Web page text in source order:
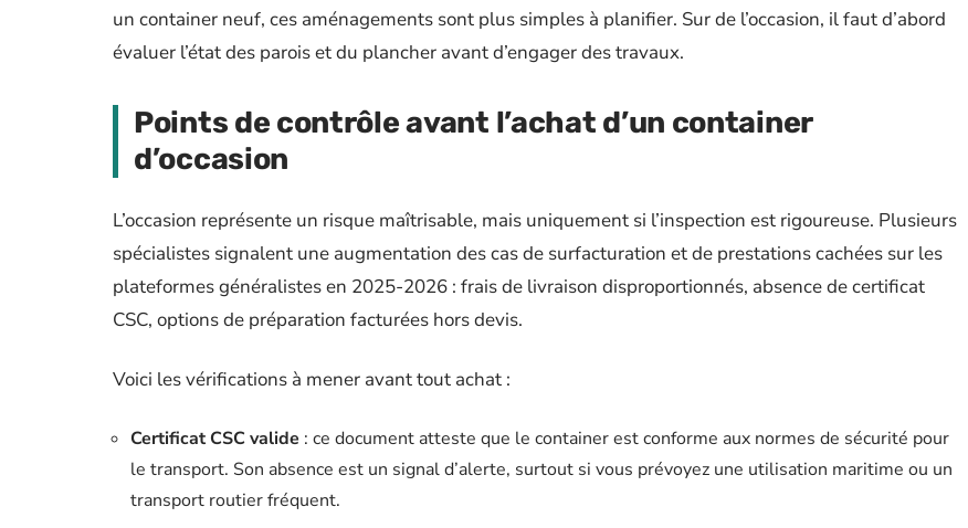
un container neuf, ces aménagements sont plus simples à planifier. Sur de l’occasion, il faut d’abord
évaluer l’état des parois et du plancher avant d’engager des travaux.
Points de contrôle avant l’achat d’un container
d’occasion
L’occasion représente un risque maîtrisable, mais uniquement si l’inspection est rigoureuse. Plusieurs
spécialistes signalent une augmentation des cas de surfacturation et de prestations cachées sur les
plateformes généralistes en 2025-2026 : frais de livraison disproportionnés, absence de certificat
CSC, options de préparation facturées hors devis.
Voici les vérifications à mener avant tout achat :
Certificat CSC valide : ce document atteste que le container est conforme aux normes de sécurité pour
le transport. Son absence est un signal d’alerte, surtout si vous prévoyez une utilisation maritime ou un
transport routier fréquent.